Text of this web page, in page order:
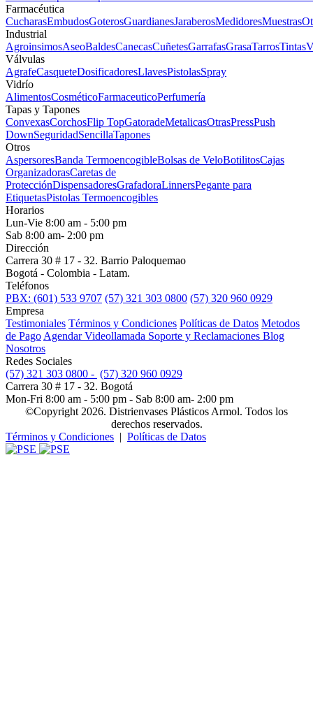
Farmacéutica
CucharasEmbudosGoterosGuardianesJaraberosMedidoresMuestras
Industrial
AgroinsimosAseoBaldesCanecasCuñetesGarrafasGrasaTarrosTintas
Válvulas
AgrafeCasqueteDosificadoresLlavesPistolasSpray
Vidrío
AlimentosCosméticoFarmaceuticoPerfumería
Tapas y Tapones
ConvexasCorchosFlip TopGatoradeMetalicasOtrasPressPush
DownSeguridadSencillaTapones
Otros
AspersoresBanda TermoencogibleBolsas de VeloBotilitosCajas
OrganizadorasCaretas de
ProtecciónDispensadoresGrafadoraLinnersPegante para
EtiquetasPistolas Termoencogibles
Horarios
Lun-Vie 8:00 am - 5:00 pm
Sab 8:00 am- 2:00 pm
Dirección
Carrera 30 # 17 - 32. Barrio Paloquemao
Bogotá - Colombia - Latam.
Teléfonos
PBX: (601) 533 9707 (57) 321 303 0800 (57) 320 960 0929
Empresa
Testimoniales Términos y Condiciones Políticas de Datos Metodos
de Pago Agendar Videollamada Soporte y Reclamaciones Blog
Nosotros
Redes Sociales
(57) 321 303 0800 - (57) 320 960 0929
Carrera 30 # 17 - 32. Bogotá
Mon-Fri 8:00 am - 5:00 pm - Sab 8:00 am- 2:00 pm
©Copyright 2026. Distrienvases Plásticos Armol. Todos los
derechos reservados.
Términos y Condiciones | Políticas de Datos